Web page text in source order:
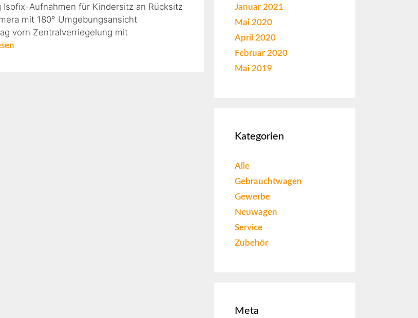
Aufnahmen für Kindersitz an Rücksitz
mit 180° Umgebungsansicht
vorn Zentralverriegelung mit
Januar 2021
Mai 2020
April 2020
Februar 2020
Mai 2019
Kategorien
Alle
Gebrauchtwagen
Gewerbe
Neuwagen
Service
Zubehör
Meta